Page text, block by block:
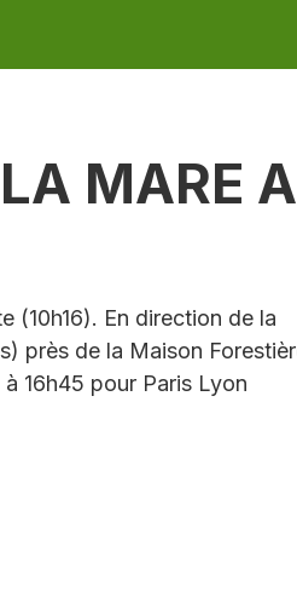
MARE
(10h16). En direction de la
près de la Maison
16h45 pour Paris Lyon